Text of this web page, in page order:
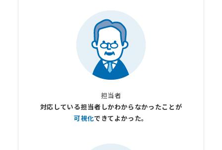
担当者
対応している担当者しかわからなかったことが
可視化できてよかった。